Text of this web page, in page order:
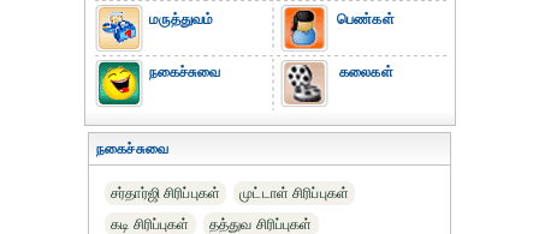
மருத்துவம்
நகைச்சுவை
பெண்கள்
கலைகள்
நகைச்சுவை
சர்தார்ஜி சிரிப்புகள்
முட்டாள் சிரிப்புகள்
கடி சிரிப்புகள்
தத்துவ சிரிப்புகள்